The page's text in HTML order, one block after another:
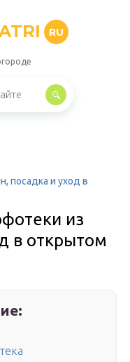
RU
посадка и уход в
из
в открытом